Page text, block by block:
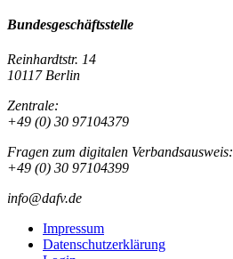
Bundesgeschäftsstelle
Reinhardtstr. 14
10117 Berlin
Zentrale:
+49 (0) 30 97104379
Fragen zum digitalen Verbandsausweis:
+49 (0) 30 97104399
info@dafv.de
Impressum
Datenschutzerklärung